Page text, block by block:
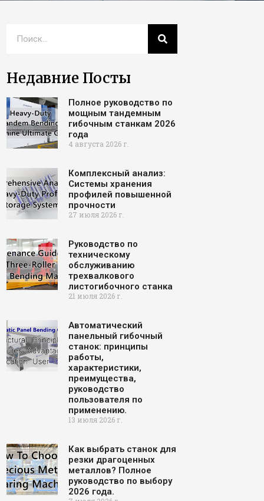
Недавние Посты
Полное руководство по
мощным тандемным
гибочным станкам 2026
года
4 августа 2026 г.
Комплексный анализ:
Системы хранения
профилей повышенной
прочности
27 июля 2026 г.
Руководство по
техническому
обслуживанию
трехвалкового
листогибочного станка
21 июля 2026 г.
Автоматический
панельный гибочный
станок: принципы
работы,
характеристики,
преимущества,
руководство
пользователя по
применению.
13 июля 2026 г.
Как выбрать станок для
резки драгоценных
металлов? Полное
руководство по выбору
2026 года.